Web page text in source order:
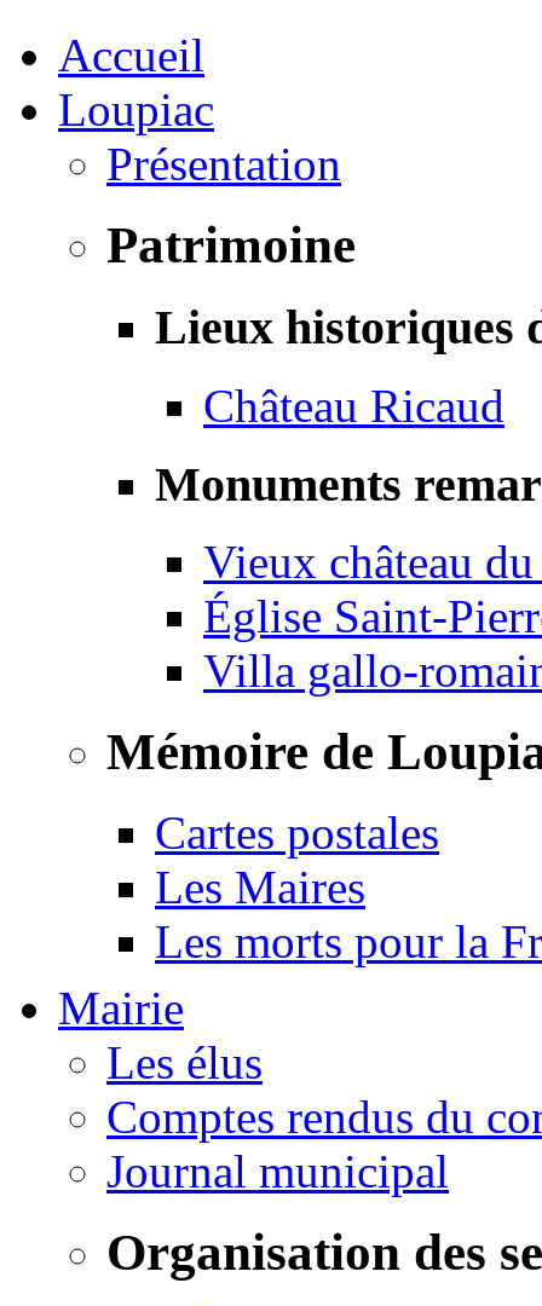
Accueil
Loupiac
Présentation
Patrimoine
Lieux historiques
Château Ricaud
Monuments
Vieux château
Église Saint-
Villa gallo-
Mémoire de
Cartes postales
Les Maires
Les morts pour la
Mairie
Les élus
Comptes rendus du
Journal municipal
Organisation des